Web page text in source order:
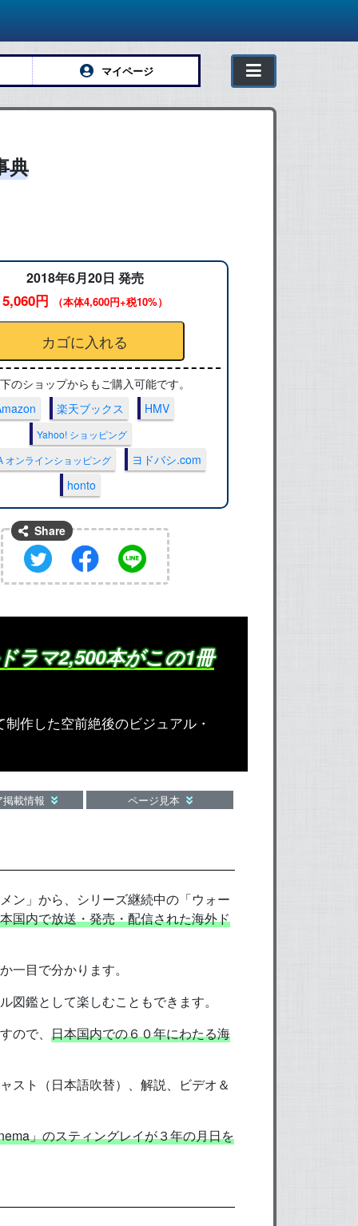
マイページ
典
2018年6月20日 発売
5,060円 （本体4,600円+税10%）
のショップからもご購入可能です。
楽天ブックス HMV
Yahoo! ショッピング
オンラインショッピング
ヨドバシ.com
honto
Share
ラマ2,500本がこの1冊
作した空前絶後のビジュアル・
載情報 ページ見本
ン」から、シリーズ継続中の「ウォー
国内で放送・発売・配信された海外ド
一目で分かります。
図鑑として楽しむこともできます。
ので、 日本国内での６０年にわたる海
スト（日本語吹替）、解説、ビデオ＆
」のスティングレイが３年の月日を